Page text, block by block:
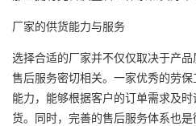
厂家的供货能力与服务
选择合适的厂家并不仅仅取决于产
售后服务密切相关。一家优秀的劳
能力，能够根据客户的订单需求及
货。同时，完善的售后服务体系也